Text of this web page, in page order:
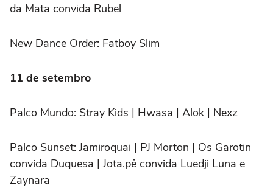
da Mata convida Rubel
New Dance Order: Fatboy Slim
11 de setembro
Palco Mundo: Stray Kids | Hwasa | Alok | Nexz
Palco Sunset: Jamiroquai | PJ Morton | Os Garotin
convida Duquesa | Jota.pê convida Luedji Luna e
Zaynara